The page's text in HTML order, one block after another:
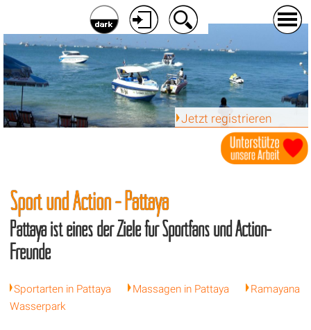
Jetzt registrieren
Sport und Action - Pattaya
Pattaya ist eines der Ziele für Sportfans und Action-
Freunde
Sportarten in Pattaya Massagen in Pattaya
Ramayana
Wasserpark